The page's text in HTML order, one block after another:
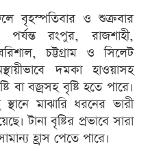
বৃহস্পতিবার ও শুক্রবার
রংপুর, রাজশাহী,
চট্টগ্রাম ও সিলেট
দমকা হাওয়াসহ
বা বজ্রসহ বৃষ্টি হতে পারে।
মাঝারি ধরনের ভারী
টানা বৃষ্টির প্রভাবে সারা
হ্রাস পেতে পারে।